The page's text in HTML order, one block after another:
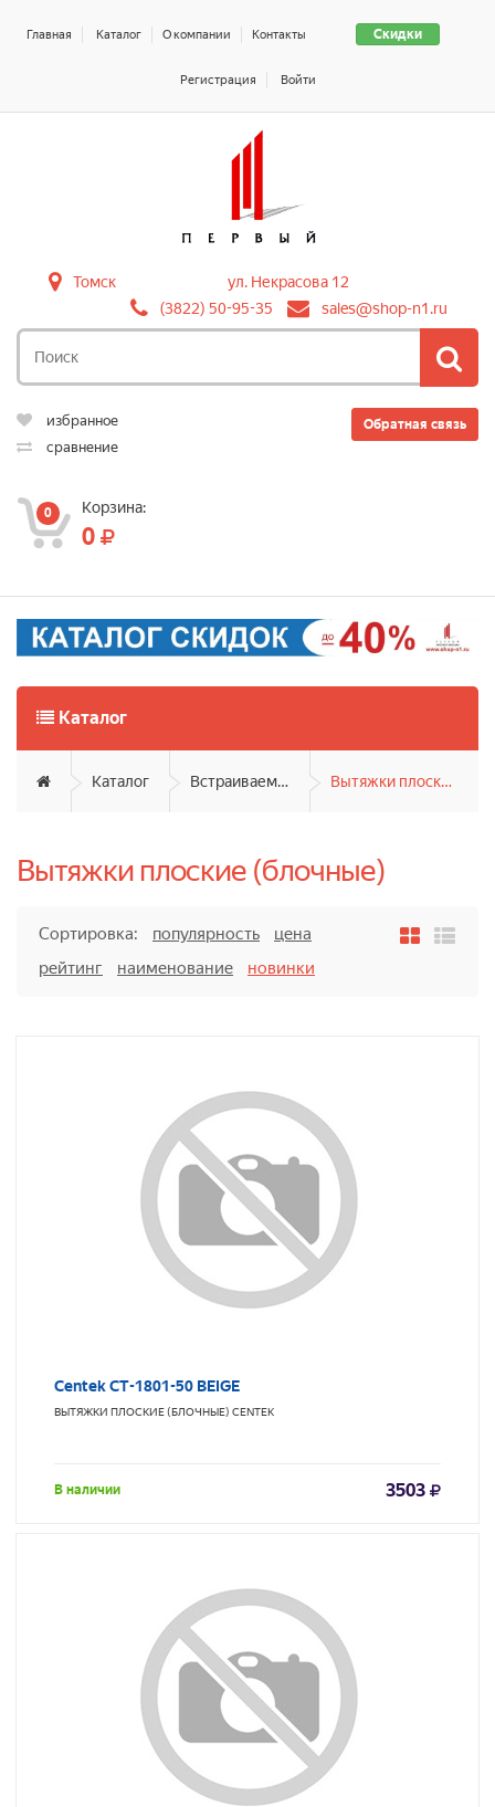
Скидки
Главная Каталог О компании Контакты
Регистрация Войти
Томск
ул. Некрасова 12
(3822) 50-95-35
sales@shop-n1.ru
Обратная связь
избранное
сравнение
0 Корзина:
0
Каталог
Каталог Встраиваемая техника Вытяжки плоские (блочные)
Вытяжки плоские (блочные)
Сортировка: популярность
цена
рейтинг
наименование новинки
Centek CT-1801-50 BEIGE
ВЫТЯЖКИ ПЛОСКИЕ (БЛОЧНЫЕ) CENTEK
В наличии 3503